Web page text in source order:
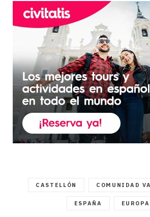
CASTELLÓN COMUNIDAD
ESPAÑA EUROPA